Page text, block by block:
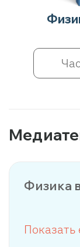
Физика